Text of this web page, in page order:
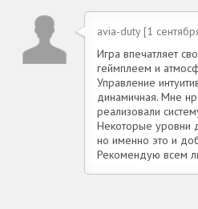
avia-duty [1
Игра впечатляет
геймплеем и
Управление
динамичная. Мне
реализовали
Некоторые уровни
но именно это и
Рекомендую всем